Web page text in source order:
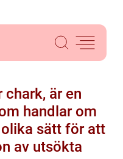
chark, är en
handlar om
sätt för att
av utsökta